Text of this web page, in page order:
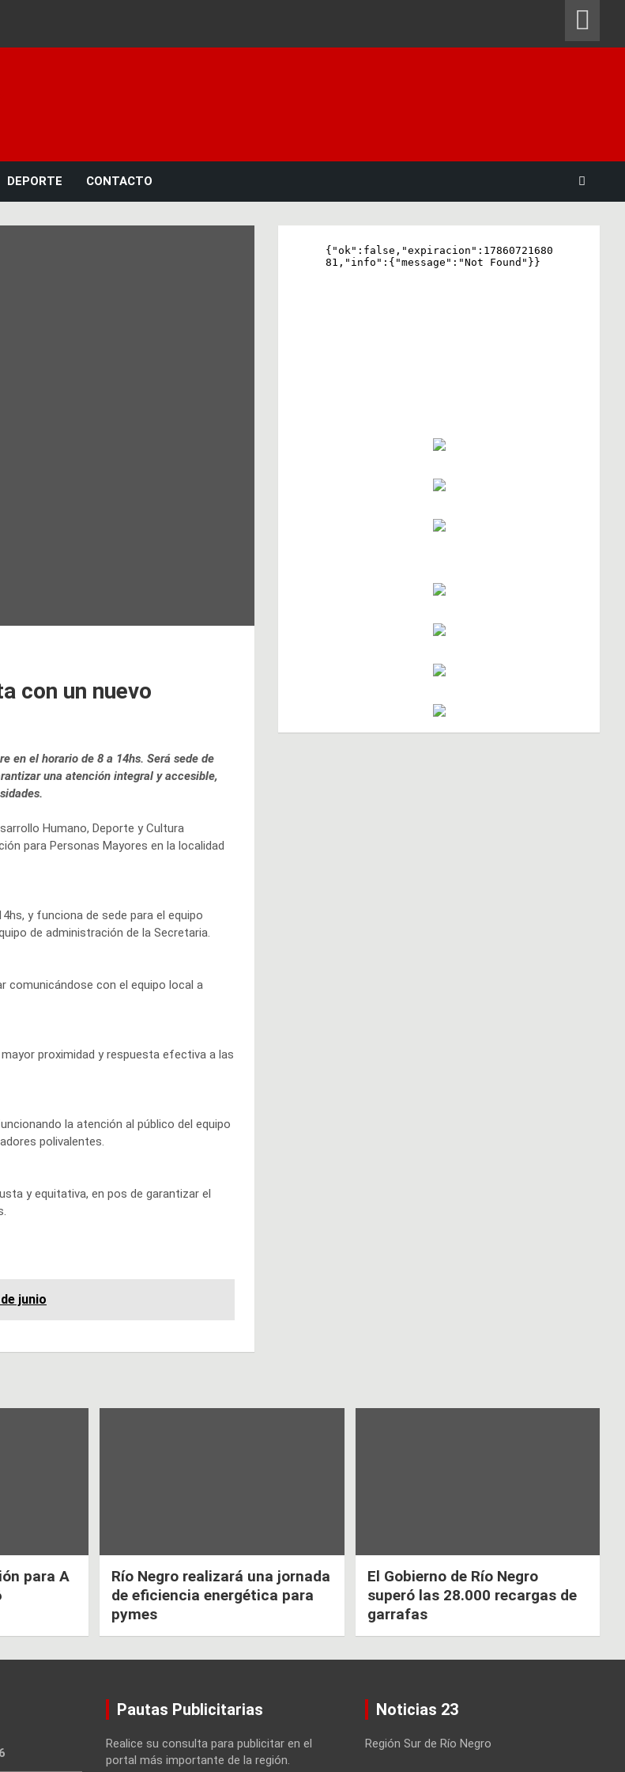
DEPORTE CONTACTO
con un nuevo
en el horario de 8 a 14hs. Será sede de
una atención integral y accesible,
Humano, Deporte y Cultura
para Personas Mayores en la localidad
y funciona de sede para el equipo
de administración de la Secretaria.
comunicándose con el equipo local a
proximidad y respuesta efectiva a las
la atención al público del equipo
polivalentes.
y equitativa, en pos de garantizar el
junio
para A
Río Negro realizará una jornada
de eficiencia energética para
pymes
El Gobierno de Río Negro
superó las 28.000 recargas de
garrafas
Pautas Publicitarias
Realice su consulta para publicitar en el
portal más importante de la región.
Noticias 23
Región Sur de Río Negro